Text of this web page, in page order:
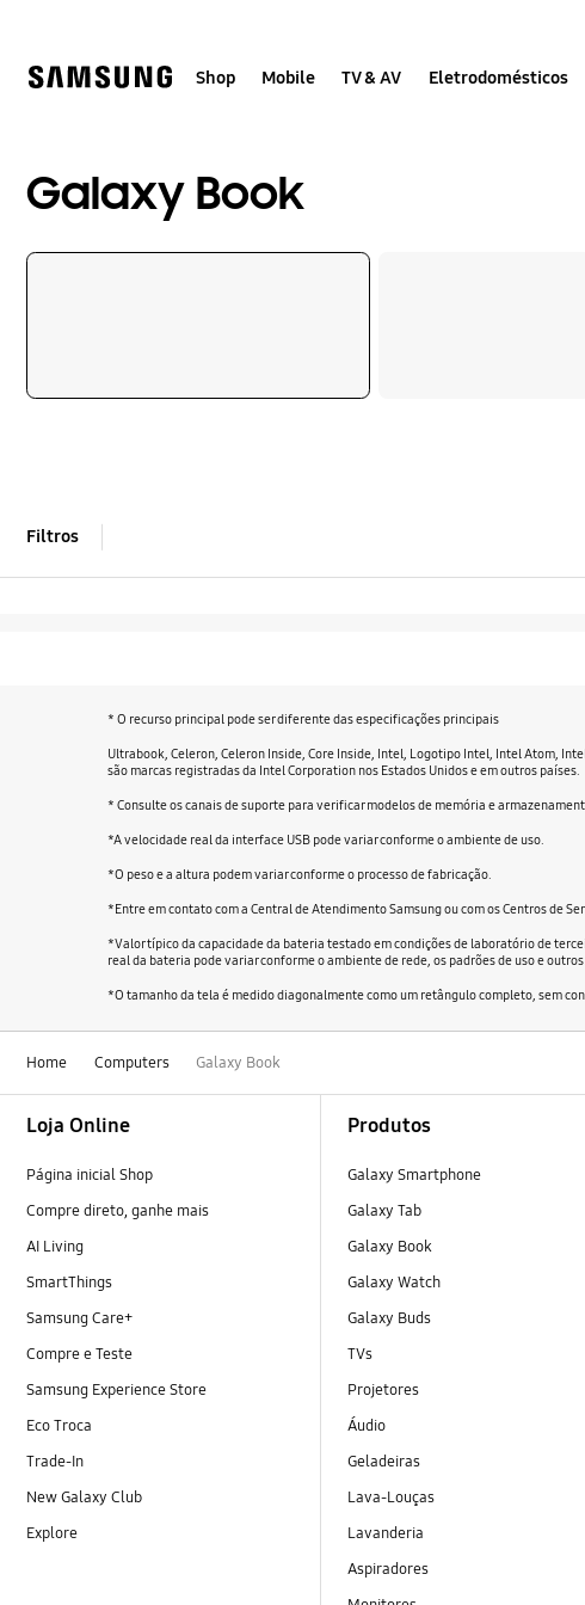
Shop Mobile TV & AV Eletrodomésticos
Galaxy Book
Filtros
* O recurso principal pode ser diferente das especificações principais
Ultrabook, Celeron, Celeron Inside, Core Inside, Intel, Logotipo Intel, Intel Atom,
são marcas registradas da Intel Corporation nos Estados Unidos e em outros países.
* Consulte os canais de suporte para verificar modelos de memória e
*A velocidade real da interface USB pode variar conforme o ambiente de uso.
*O peso e a altura podem variar conforme o processo de fabricação.
*Entre em contato com a Central de Atendimento Samsung ou com os Centros de
*Valor típico da capacidade da bateria testado em condições de laboratório de
real da bateria pode variar conforme o ambiente de rede, os padrões de uso e
*O tamanho da tela é medido diagonalmente como um retângulo completo, sem
Home Computers Galaxy Book
Loja Online
Página inicial Shop
Compre direto, ganhe mais
AI Living
SmartThings
Samsung Care+
Compre e Teste
Samsung Experience Store
Eco Troca
Trade-In
New Galaxy Club
Explore
Produtos
Galaxy Smartphone
Galaxy Tab
Galaxy Book
Galaxy Watch
Galaxy Buds
TVs
Projetores
Áudio
Geladeiras
Lava-Louças
Lavanderia
Aspiradores